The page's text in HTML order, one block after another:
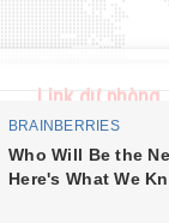
Link dự phòng